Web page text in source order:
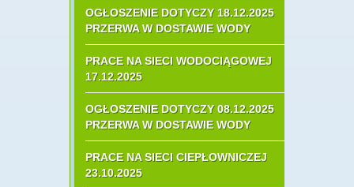
OGŁOSZENIE DOTYCZY 18.12.2025
PRZERWA W DOSTAWIE WODY
PRACE NA SIECI WODOCIĄGOWEJ
17.12.2025
OGŁOSZENIE DOTYCZY 08.12.2025
PRZERWA W DOSTAWIE WODY
PRACE NA SIECI CIEPŁOWNICZEJ
23.10.2025